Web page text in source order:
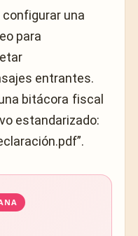
una
para
entrantes.
bitácora fiscal
estandarizado: